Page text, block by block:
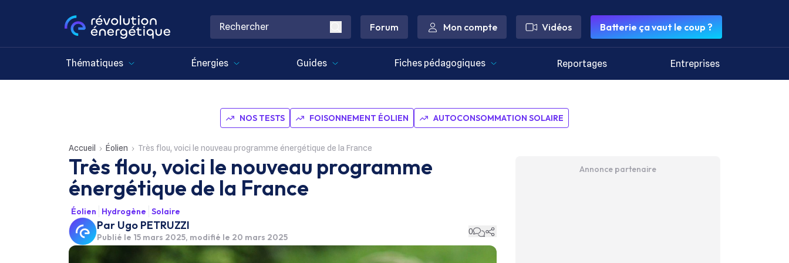
Forum Mon compte Vidéos Batterie ça vaut le coup ?
Thématiques Énergies Guides Fiches pédagogiques Reportages Entreprises
NOS TESTS FOISONNEMENT ÉOLIEN AUTOCONSOMMATION SOLAIRE
Accueil Éolien Très flou, voici le nouveau programme énergétique de la France
Très flou, voici le nouveau programme
énergétique de la France
Éolien Hydrogène Solaire
Par Ugo PETRUZZI
Publié le 15 mars 2025, modifié le 20 mars 2025
0
Annonce partenaire